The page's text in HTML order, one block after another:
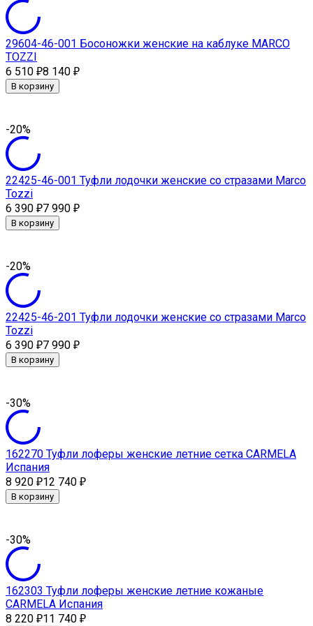
29604-46-001 Босоножки женские на каблуке MARCO
TOZZI
6 510 ₽8 140 ₽
В корзину
-20%
22425-46-001 Туфли лодочки женские со стразами Marсo
Tozzi
6 390 ₽7 990 ₽
В корзину
-20%
22425-46-201 Туфли лодочки женские со стразами Marсo
Tozzi
6 390 ₽7 990 ₽
В корзину
-30%
162270 Туфли лоферы женские летние сетка CARMELA
Испания
8 920 ₽12 740 ₽
В корзину
-30%
162303 Туфли лоферы женские летние кожаные
CARMELA Испания
8 220 ₽11 740 ₽